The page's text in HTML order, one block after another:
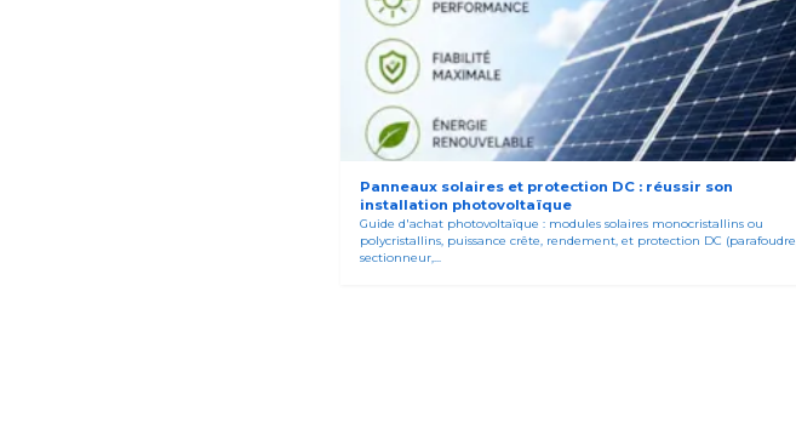
Panneaux solaires et protection DC : réussir son
installation photovoltaïque
Guide d'achat photovoltaïque : modules solaires monocristallins ou
polycristallins, puissance crête, rendement, et protection DC (parafoudre,
sectionneur,...